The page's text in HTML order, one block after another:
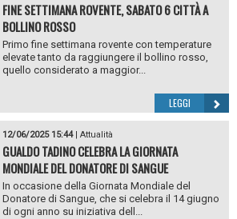
FINE SETTIMANA ROVENTE, SABATO 6 CITTÀ A
BOLLINO ROSSO
Primo fine settimana rovente con temperature
elevate tanto da raggiungere il bollino rosso,
quello considerato a maggior...
LEGGI
12/06/2025 15:44| Attualità
GUALDO TADINO CELEBRA LA GIORNATA
MONDIALE DEL DONATORE DI SANGUE
In occasione della Giornata Mondiale del
Donatore di Sangue, che si celebra il 14 giugno
di ogni anno su iniziativa dell...